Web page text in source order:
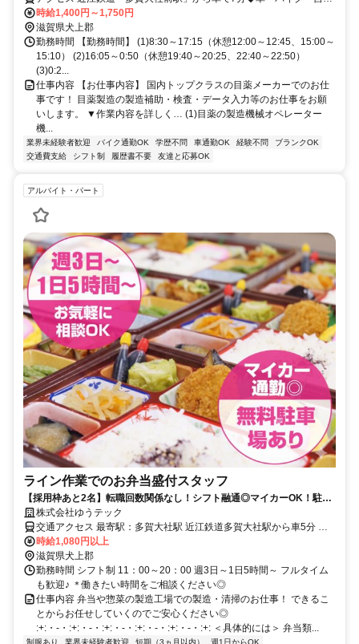
車通勤可（工場駐車場は無料）
時給1,400円～1,750円
滋賀県犬上郡
勤務時間 【勤務時間】 (1)8:30～17:15（休憩12:00～12:45、15:00～
15:10） (2)16:05～0:50（休憩19:40～20:25、22:40～22:50）
(3)0:2...
仕事内容 【お仕事内容】 国内トップクラスの目薬メーカーでのお仕
事です！ 目薬製造の製造補助・検査・データ入力等のお仕事をお願
いします。 ▼作業内容を詳しく… (1)目薬の製造機械オペレーター
機...
業界未経験者歓迎 バイク通勤OK 学歴不問 車通勤OK 経験不問
ブランクOK
交通費支給
シフト制 履歴書不要 友達と応募OK
アルバイト・パート
ライン作業でのお弁当盛付スタッフ
【採用枠あと2名】転職回数関係なし！シフト融通◎マイカーOK！駐車
場無料♪
株式会社ゆうテック
交通アクセス 最寄駅：多賀大社駅 近江鉄道多賀大社駅から車5分 ・
彦根市、犬上郡甲良町、豊郷町、愛知群愛荘町 などから通勤者多数
・バス停「中川原口」より徒歩10分 【下記アクセス便利】 彦根駅 南
彦根駅 河瀬駅 稲枝駅 フジテック前駅 スクリーン駅 愛知川駅 彦根口
駅 尼子駅 鳥居本駅 ひこね芹川駅 多賀大社前駅 高宮駅 豐鄉駅 長浜駅
田村駅 木ノ本駅 高月駅 虎姫駅 河毛駅 近江塩津駅 余呉駅 永原駅
時給1,080円以上
滋賀県犬上郡
勤務時間 シフト制 11：00～20：00 週3日～1日5時間～ フルタイム
も歓迎♪ ＊働きたい時間をご相談ください◎
仕事内容 弁当や惣菜の製造工場での製造・清掃のお仕事！ できるこ
とからお任せしていくのでご安心ください◎
:+:・-・:+:・-・:+:・-・:+:・-・:+:・-・:+: ＜具体的には＞ 弁当類...
制服あり 業界未経験者歓迎 短期（3ヵ月以内） 週1日からOK